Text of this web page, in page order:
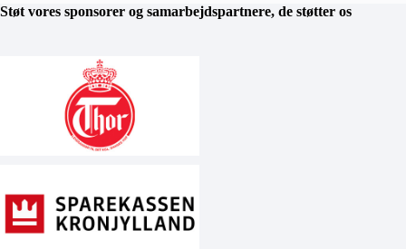
Støt vores sponsorer og samarbejdspartnere, de støtter os